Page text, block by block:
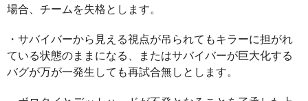
場合、チームを失格とします。
・サバイバーから見える視点が吊られてもキラーに担がれ
ている状態のままになる、またはサバイバーが巨大化する
バグが万が一発生しても再試合無しとします。